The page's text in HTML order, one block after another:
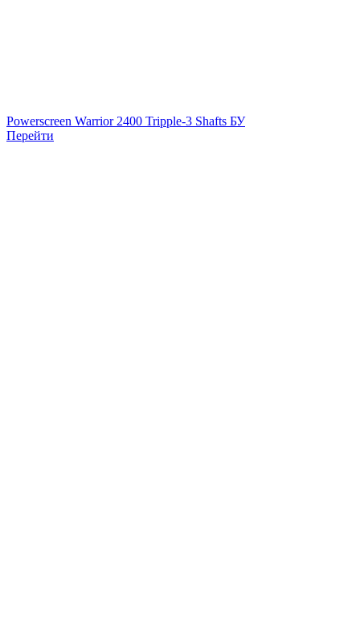
Powerscreen Warrior 2400 Tripple-3 Shafts БУ
Перейти